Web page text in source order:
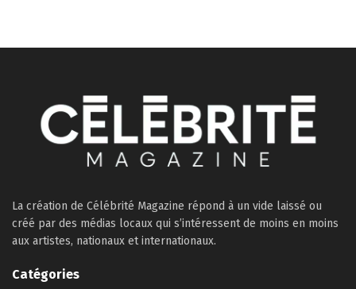
La création de Célébrité Magazine répond à un vide laissé ou
créé par des médias locaux qui s’intéressent de moins en moins
aux artistes, nationaux et internationaux.
Catégories